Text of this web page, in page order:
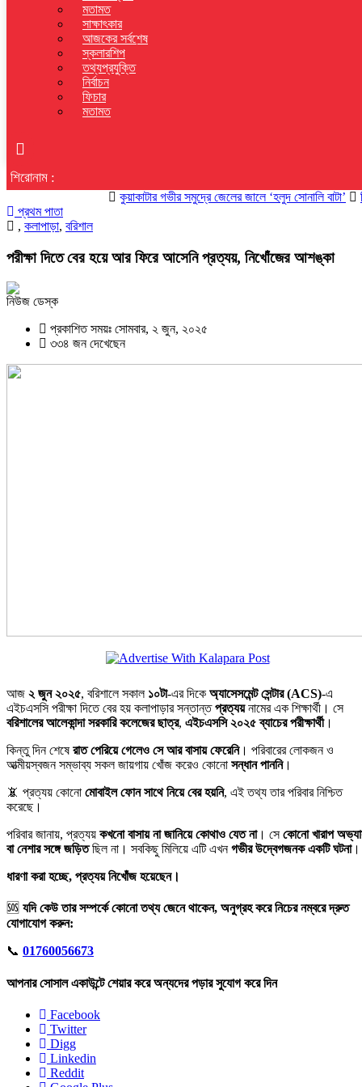
মতামত
সাক্ষাৎকার
আজকের সর্বশেষ
স্কলারশিপ
তথ্যপ্রযুক্তি
নির্বাচন
ফিচার
মতামত
শিরোনাম :
কুয়াকাটার গভীর সমুদ্রে জেলের জালে ‘হলুদ সোনালি বাটা’
সিটি
প্রথম পাতা
, কলাপাড়া, বরিশাল
পরীক্ষা দিতে বের হয়ে আর ফিরে আসেনি প্রত্যয়, নিখোঁজের আশঙ্কা
নিউজ ডেস্ক
প্রকাশিত সময়ঃ সোমবার, ২ জুন, ২০২৫
৩৩৪ জন দেখেছেন
আজ ২ জুন ২০২৫, বরিশালে সকাল ১০টা-এর দিকে অ্যাসেসমেন্ট সেন্টার (ACS)-এ
এইচএসসি পরীক্ষা দিতে বের হয় কলাপাড়ার সন্তান্তপ্রত্যয়নামের এক শিক্ষার্থী। সে
বরিশালের আলেকান্দা সরকারি কলেজের ছাত্র, এইচএসসি ২০২৫ ব্যাচের পরীক্ষার্থী।
কিন্তু দিন শেষেরাত পেরিয়ে গেলেও সে আর বাসায় ফেরেনি। পরিবারের লোকজন ও
আত্মীয়স্বজন সম্ভাব্য সকল জায়গায় খোঁজ করেও কোনো সন্ধান পাননি।
📵 প্রত্যয় কোনো মোবাইল ফোন সাথে নিয়ে বের হয়নি, এই তথ্য তার পরিবার নিশ্চিত
করেছে।
পরিবার জানায়, প্রত্যয় কখনো বাসায় না জানিয়ে কোথাও যেত না। সেকোনো খারাপ
বা নেশার সঙ্গে জড়িতছিল না। সবকিছু মিলিয়ে এটি এখনগভীর উদ্বেগজনক একটি ঘটনা।
ধারণা করা হচ্ছে, প্রত্যয় নিখোঁজ হয়েছেন।
🆘 যদি কেউ তার সম্পর্কে কোনো তথ্য জেনে থাকেন, অনুগ্রহ করে নিচের নম্বরে দ্রুত
যোগাযোগ করুন:
📞 01760056673
আপনার সোসাল একাউন্টে শেয়ার করে অন্যদের পড়ার সুযোগ করে দিন
Facebook
Twitter
Digg
Linkedin
Reddit